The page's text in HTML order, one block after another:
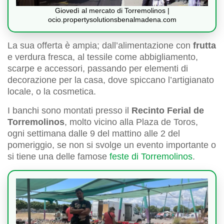
Giovedì al mercato di Torremolinos |
ocio.propertysolutionsbenalmadena.com
La sua offerta è ampia; dall’alimentazione con frutta
e verdura fresca, al tessile come abbigliamento,
scarpe e accessori, passando per elementi di
decorazione per la casa, dove spiccano l’artigianato
locale, o la cosmetica.
I banchi sono montati presso il Recinto Ferial de
Torremolinos, molto vicino alla Plaza de Toros,
ogni settimana dalle 9 del mattino alle 2 del
pomeriggio, se non si svolge un evento importante o
si tiene una delle famose feste di Torremolinos.